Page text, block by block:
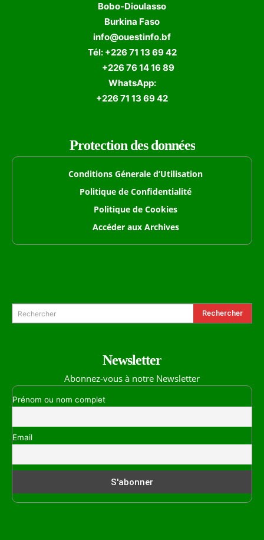
Bobo-Dioulasso
Burkina Faso
info@ouestinfo.bf
Tél: +226 71 13 69 42
+226 76 14 16 89
WhatsApp:
+226 71 13 69 42
Protection des données
Conditions Génerale d’Utilisation
Politique de Confidentialité
Politique de Cookies
Accéder aux Archives
Rechercher Rechercher
Newsletter
Abonnez-vous à notre Newsletter
Prénom ou nom complet
Email